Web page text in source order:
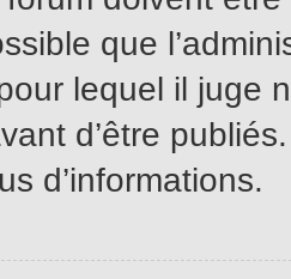
que
lequel il juge
d’être
d’informations.